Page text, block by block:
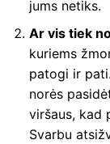
jums netiks.
Ar vis tiek
kuriems
patogi ir
norės
viršaus, kad
Svarbu